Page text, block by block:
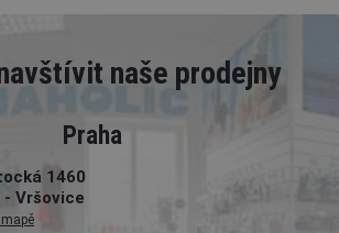
naše prodejny
Praha
1460
- Vršovice